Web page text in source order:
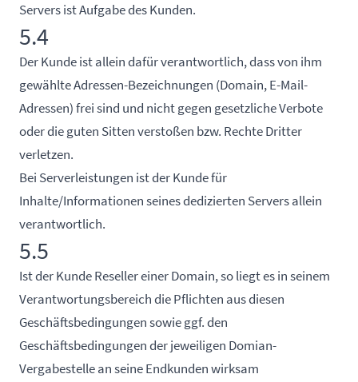
Servers ist Aufgabe des Kunden.
5.4
Der Kunde ist allein dafür verantwortlich, dass von ihm
gewählte Adressen-Bezeichnungen (Domain, E-Mail-
Adressen) frei sind und nicht gegen gesetzliche Verbote
oder die guten Sitten verstoßen bzw. Rechte Dritter
verletzen.
Bei Serverleistungen ist der Kunde für
Inhalte/Informationen seines dedizierten Servers allein
verantwortlich.
5.5
Ist der Kunde Reseller einer Domain, so liegt es in seinem
Verantwortungsbereich die Pflichten aus diesen
Geschäftsbedingungen sowie ggf. den
Geschäftsbedingungen der jeweiligen Domian-
Vergabestelle an seine Endkunden wirksam